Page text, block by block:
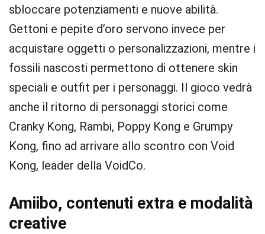
sbloccare potenziamenti e nuove abilità.
Gettoni e pepite d’oro servono invece per
acquistare oggetti o personalizzazioni, mentre i
fossili nascosti permettono di ottenere skin
speciali e outfit per i personaggi. Il gioco vedrà
anche il ritorno di personaggi storici come
Cranky Kong, Rambi, Poppy Kong e Grumpy
Kong, fino ad arrivare allo scontro con Void
Kong, leader della VoidCo.
Amiibo, contenuti extra e modalità
creative